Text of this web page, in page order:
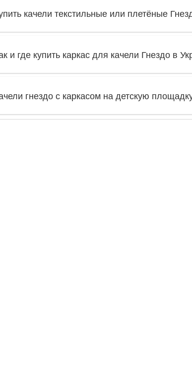
качели текстильные или плетёные
и где купить каркас для качели Гнездо в
гнездо с каркасом на детскую